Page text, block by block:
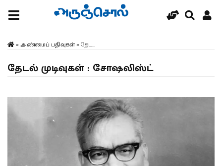
» அண்மைப் பதிவுகள்» தேட...
தேடல் முடிவுகள் : சோஷலிஸ்ட்